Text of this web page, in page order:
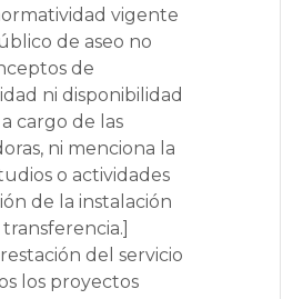
vigente
de aseo no
de
ni disponibilidad
cargo de las
ni menciona la
o actividades
de la instalación
del servicio
los proyectos